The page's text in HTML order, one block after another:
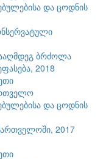
და ცოდნის
ბრძოლა
2018
და ცოდნის
2017